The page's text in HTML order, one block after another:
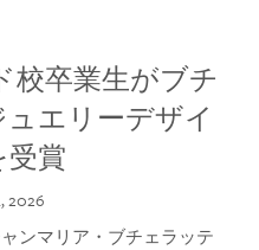
校卒業生がブチ
エリーデザイ
受賞
2026
ンマリア・ブチェラッテ